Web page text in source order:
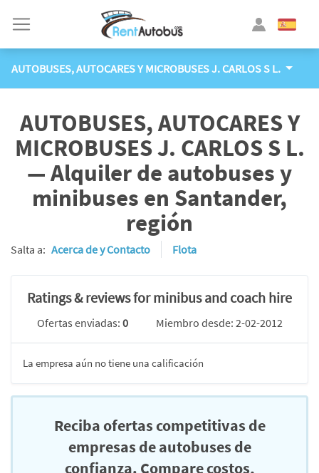
AUTOBUSES, AUTOCARES Y MICROBUSES J. CARLOS S L.
AUTOBUSES, AUTOCARES Y
MICROBUSES J. CARLOS S L.
— Alquiler de autobuses y
minibuses en Santander,
región
Salta a: Acerca de y Contacto Flota
Ratings & reviews for minibus and coach hire
Ofertas enviadas: 0 Miembro desde: 2-02-2012
La empresa aún no tiene una calificación
Reciba ofertas competitivas de
empresas de autobuses de
confianza. Compare costos,